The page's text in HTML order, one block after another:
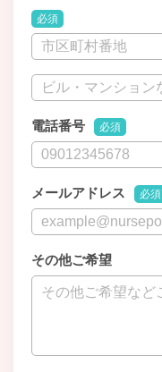
必須
電話番号 必須
メールアドレス 必須
その他ご希望